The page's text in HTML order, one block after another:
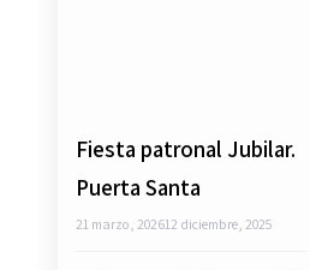
Fiesta patronal Jubilar.
Puerta Santa
21 marzo, 202612 diciembre, 2025